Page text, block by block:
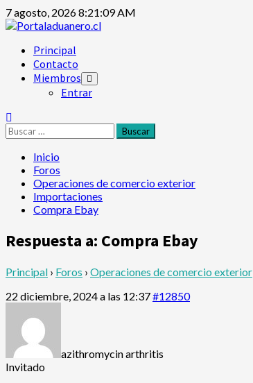
7 agosto, 20268:21:10 AM
Principal
Contacto
Miembros
Entrar
Inicio
Foros
Operaciones de comercio exterior
Importaciones
Compra Ebay
Respuesta a: Compra Ebay
Principal › Foros › Operaciones de comercio exterior
22 diciembre, 2024 a las 12:37#12850
azithromycin arthritis
Invitado